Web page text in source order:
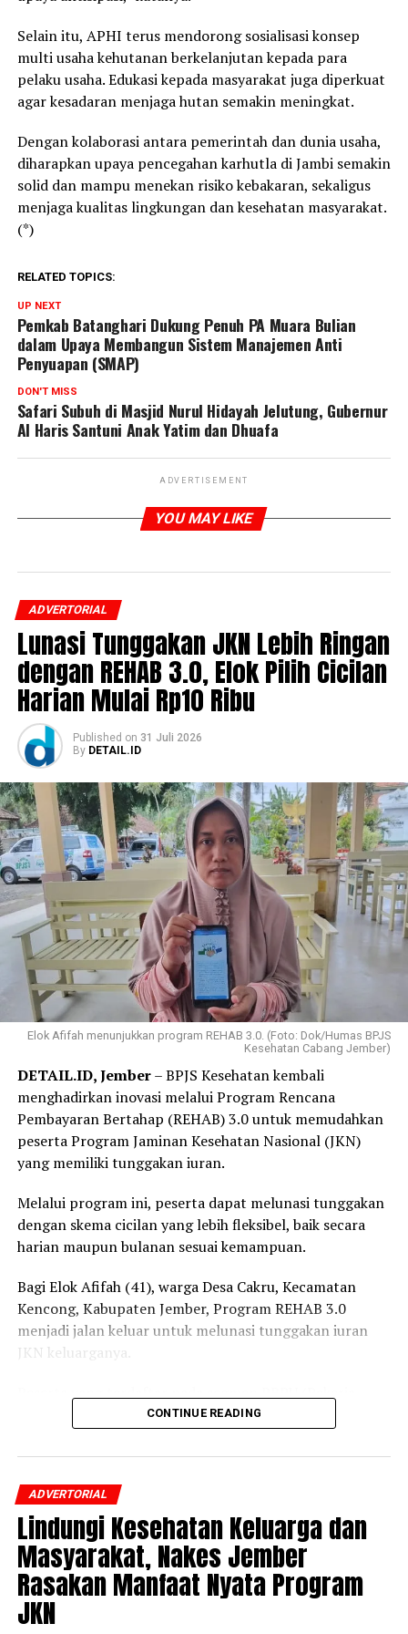
Selain itu, APHI terus mendorong sosialisasi konsep
multi usaha kehutanan berkelanjutan kepada para
pelaku usaha. Edukasi kepada masyarakat juga diperkuat
agar kesadaran menjaga hutan semakin meningkat.
Dengan kolaborasi antara pemerintah dan dunia usaha,
diharapkan upaya pencegahan karhutla di Jambi semakin
solid dan mampu menekan risiko kebakaran, sekaligus
menjaga kualitas lingkungan dan kesehatan masyarakat.
(*)
RELATED TOPICS:
UP NEXT
Pemkab Batanghari Dukung Penuh PA Muara Bulian
dalam Upaya Membangun Sistem Manajemen Anti
Penyuapan (SMAP)
DON'T MISS
Safari Subuh di Masjid Nurul Hidayah Jelutung, Gubernur
Al Haris Santuni Anak Yatim dan Dhuafa
ADVERTISEMENT
YOU MAY LIKE
ADVERTORIAL
Lunasi Tunggakan JKN Lebih Ringan
dengan REHAB 3.0, Elok Pilih Cicilan
Harian Mulai Rp10 Ribu
Published on 31 Juli 2026
By DETAIL.ID
Elok Afifah menunjukkan program REHAB 3.0. (Foto: Dok/Humas BPJS
Kesehatan Cabang Jember)
DETAIL.ID, Jember– BPJS Kesehatan kembali
menghadirkan inovasi melalui Program Rencana
Pembayaran Bertahap (REHAB) 3.0 untuk memudahkan
peserta Program Jaminan Kesehatan Nasional (JKN)
yang memiliki tunggakan iuran.
Melalui program ini, peserta dapat melunasi tunggakan
dengan skema cicilan yang lebih fleksibel, baik secara
harian maupun bulanan sesuai kemampuan.
Bagi Elok Afifah (41), warga Desa Cakru, Kecamatan
Kencong, Kabupaten Jember, Program REHAB 3.0
menjadi jalan keluar untuk melunasi tunggakan iuran
JKN keluarganya.
Bukan Penerima Upah) dan BP (Bukan Pekerja)
Pemerintah Daerah itu mengaku awalnya belum
mengetahui adanya program tersebut.
Setelah mendapatkan penjelasan dari petugas BPJS
Kesehatan mengenai skema cicilan dan prosedur
pendaftarannya, ia pun memutuskan mengikuti
Program REHAB 3.0.
“Saya merasa sangat terbantu dengan adanya Program
REHAB 3.0. Sekarang peserta bisa memilih cicilan harian
CONTINUE READING
ADVERTORIAL
Lindungi Kesehatan Keluarga dan
Masyarakat, Nakes Jember
Rasakan Manfaat Nyata Program
JKN